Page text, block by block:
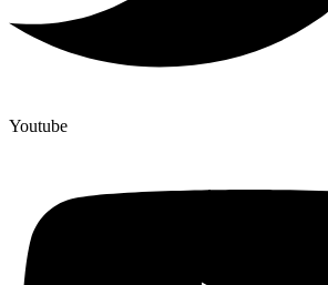
Youtube